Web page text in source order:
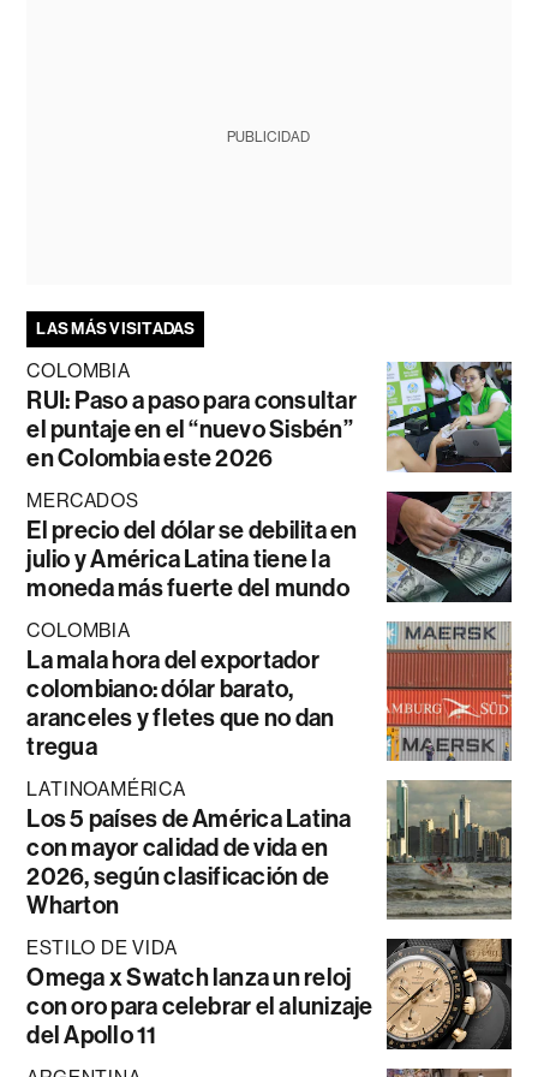
PUBLICIDAD
LAS MÁS VISITADAS
COLOMBIA
RUI: Paso a paso para consultar
el puntaje en el “nuevo Sisbén”
en Colombia este 2026
MERCADOS
El precio del dólar se debilita en
julio y América Latina tiene la
moneda más fuerte del mundo
COLOMBIA
La mala hora del exportador
colombiano: dólar barato,
aranceles y fletes que no dan
tregua
LATINOAMÉRICA
Los 5 países de América Latina
con mayor calidad de vida en
2026, según clasificación de
Wharton
ESTILO DE VIDA
Omega x Swatch lanza un reloj
con oro para celebrar el alunizaje
del Apollo 11